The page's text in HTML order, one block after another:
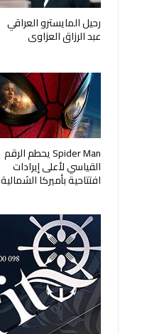
رحيل المايسترو العراقي
عبد الرزاق العزاوي
Spider Man يحطم الرقم
القياسي لأعلى إيرادات
افتتاحية بأميركا الشمالية